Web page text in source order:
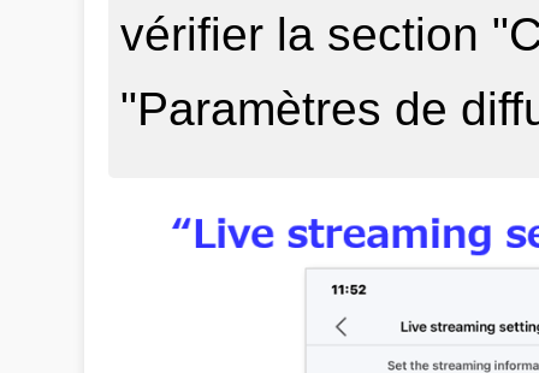
vérifier la section
"Paramètres de